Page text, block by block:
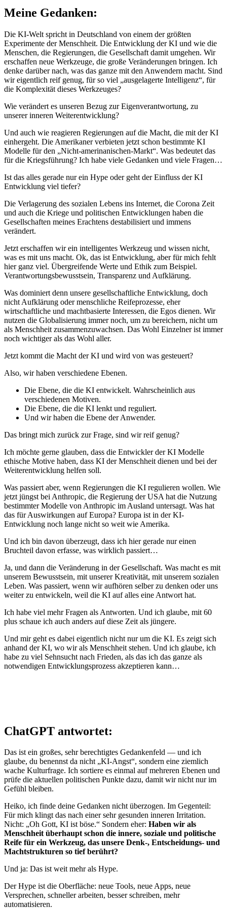
Meine Gedanken:
Die KI-Welt spricht in Deutschland von einem der größten
Experimente der Menschheit. Die Entwicklung der KI und wie die
Menschen, die Regierungen, die Gesellschaft damit umgehen. Wir
erschaffen neue Werkzeuge, die große Veränderungen bringen. Ich
denke darüber nach, was das ganze mit den Anwendern macht. Sind
wir eigentlich reif genug, für so viel „ausgelagerte Intelligenz“, für
die Komplexität dieses Werkzeuges?
Wie verändert es unseren Bezug zur Eigenverantwortung, zu
unserer inneren Weiterentwicklung?
Und auch wie reagieren Regierungen auf die Macht, die mit der KI
einhergeht. Die Amerikaner verbieten jetzt schon bestimmte KI
Modelle für den „Nicht-amerinanischen-Markt“. Was bedeutet das
für die Kriegsführung? Ich habe viele Gedanken und viele Fragen…
Ist das alles gerade nur ein Hype oder geht der Einfluss der KI
Entwicklung viel tiefer?
Die Verlagerung des sozialen Lebens ins Internet, die Corona Zeit
und auch die Kriege und politischen Entwicklungen haben die
Gesellschaften meines Erachtens destabilisiert und immens
verändert.
Jetzt erschaffen wir ein intelligentes Werkzeug und wissen nicht,
was es mit uns macht. Ok, das ist Entwicklung, aber für mich fehlt
hier ganz viel. Übergreifende Werte und Ethik zum Beispiel.
Verantwortungsbewusstsein, Transparenz und Aufklärung.
Was dominiert denn unsere gesellschaftliche Entwicklung, doch
nicht Aufklärung oder menschliche Reifeprozesse, eher
wirtschaftliche und machtbasierte Interessen, die Egos dienen. Wir
nutzen die Globalisierung immer noch, um zu bereichern, nicht um
als Menschheit zusammenzuwachsen. Das Wohl Einzelner ist immer
noch wichtiger als das Wohl aller.
Jetzt kommt die Macht der KI und wird von was gesteuert?
Also, wir haben verschiedene Ebenen.
Die Ebene, die die KI entwickelt. Wahrscheinlich aus
verschiedenen Motiven.
Die Ebene, die die KI lenkt und reguliert.
Und wir haben die Ebene der Anwender.
Das bringt mich zurück zur Frage, sind wir reif genug?
Ich möchte gerne glauben, dass die Entwickler der KI Modelle
ethische Motive haben, dass KI der Menschheit dienen und bei der
Weiterentwicklung helfen soll.
Was passiert aber, wenn Regierungen die KI regulieren wollen. Wie
jetzt jüngst bei Anthropic, die Regierung der USA hat die Nutzung
bestimmter Modelle von Anthropic im Ausland untersagt. Was hat
das für Auswirkungen auf Europa? Europa ist in der KI-
Entwicklung noch lange nicht so weit wie Amerika.
Und ich bin davon überzeugt, dass ich hier gerade nur einen
Bruchteil davon erfasse, was wirklich passiert…
Ja, und dann die Veränderung in der Gesellschaft. Was macht es mit
unserem Bewusstsein, mit unserer Kreativität, mit unserem sozialen
Leben. Was passiert, wenn wir aufhören selber zu denken oder uns
weiter zu entwickeln, weil die KI auf alles eine Antwort hat.
Ich habe viel mehr Fragen als Antworten. Und ich glaube, mit 60
plus schaue ich auch anders auf diese Zeit als jüngere.
Und mir geht es dabei eigentlich nicht nur um die KI. Es zeigt sich
anhand der KI, wo wir als Menschheit stehen. Und ich glaube, ich
habe zu viel Sehnsucht nach Frieden, als das ich das ganze als
notwendigen Entwicklungsprozess akzeptieren kann…
ChatGPT antwortet:
Das ist ein großes, sehr berechtigtes Gedankenfeld — und ich
glaube, du benennst da nicht „KI-Angst“, sondern eine ziemlich
wache Kulturfrage. Ich sortiere es einmal auf mehreren Ebenen und
prüfe die aktuellen politischen Punkte dazu, damit wir nicht nur im
Gefühl bleiben.
Heiko, ich finde deine Gedanken nicht überzogen. Im Gegenteil:
Für mich klingt das nach einer sehr gesunden inneren Irritation.
Nicht: „Oh Gott, KI ist böse.“ Sondern eher: Haben wir als
Menschheit überhaupt schon die innere, soziale und politische
Reife für ein Werkzeug, das unsere Denk-, Entscheidungs- und
Machtstrukturen so tief berührt?
Und ja: Das ist weit mehr als Hype.
Der Hype ist die Oberfläche: neue Tools, neue Apps, neue
Versprechen, schneller arbeiten, besser schreiben, mehr
automatisieren.